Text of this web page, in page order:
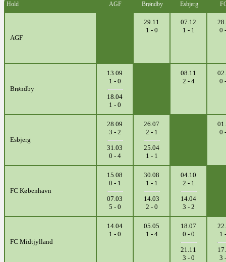
Hold AGF Brøndby Esbjerg
AGF
29.11
1 - 0
07.12
1 - 1
0
Brøndby
13.09
1 - 0
18.04
1 - 0
08.11
2 - 4
0
Esbjerg
28.09
3 - 2
31.03
0 - 4
26.07
2 - 1
25.04
1 - 1
0
FC København
15.08
0 - 1
07.03
5 - 0
30.08
1 - 1
14.03
2 - 0
04.10
2 - 1
14.04
3 - 2
FC Midtjylland
14.04
1 - 0
05.05
1 - 4
18.07
0 - 0
21.11
3 - 0
1
3